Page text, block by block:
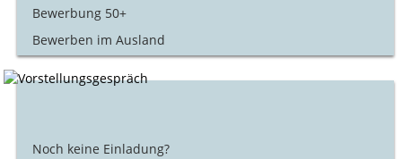
Bewerbung 50+
Bewerben im Ausland
Noch keine Einladung?